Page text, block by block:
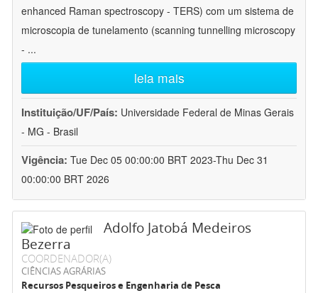
enhanced Raman spectroscopy - TERS) com um sistema de
microscopia de tunelamento (scanning tunnelling microscopy
- ...
leia mais
Instituição/UF/País: Universidade Federal de Minas Gerais
- MG - Brasil
Vigência: Tue Dec 05 00:00:00 BRT 2023-Thu Dec 31
00:00:00 BRT 2026
Adolfo Jatobá Medeiros
Bezerra
COORDENADOR(A)
CIÊNCIAS AGRÁRIAS
Recursos Pesqueiros e Engenharia de Pesca